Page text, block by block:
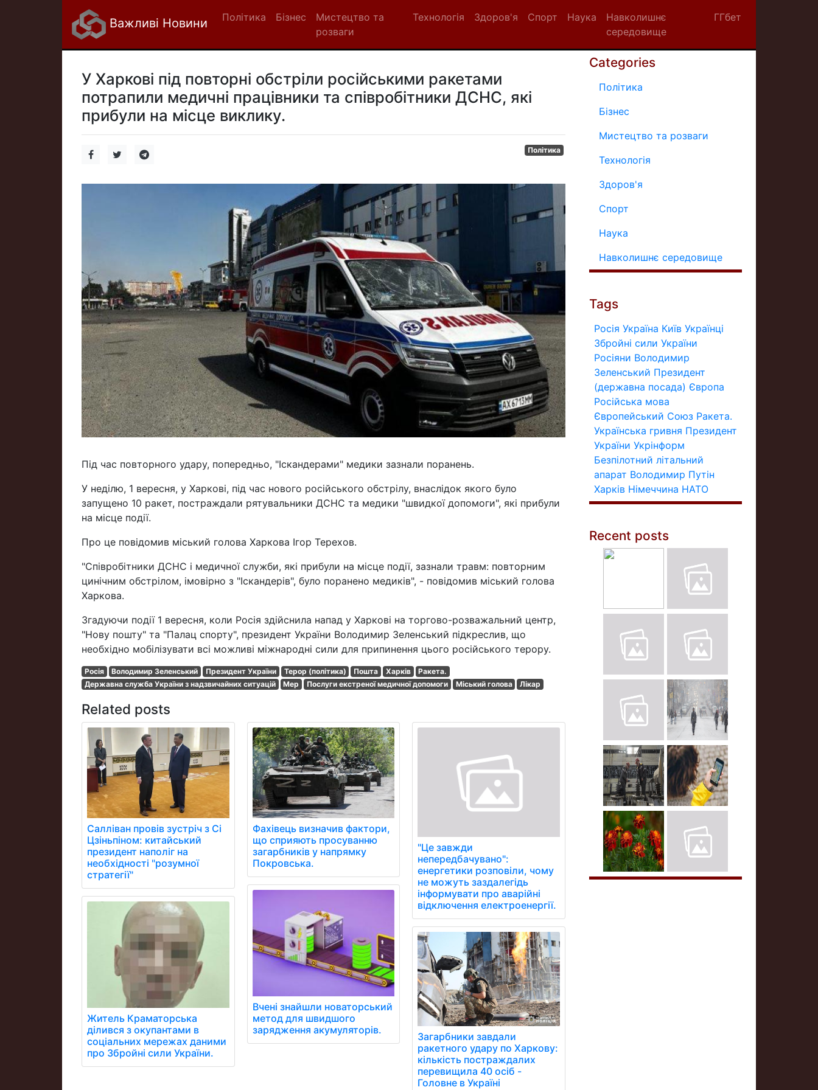
Важливі Новини Політика Бізнес
Мистецтво та
розваги
Технологія Здоров'я Спорт Наука
Навколишнє
середовище
ГГбет
У Харкові під повторні обстріли російськими ракетами
потрапили медичні працівники та співробітники ДСНС, які
прибули на місце виклику.
Політика
Під час повторного удару, попередньо, "Іскандерами" медики зазнали поранень.
У неділю, 1 вересня, у Харкові, під час нового російського обстрілу, внаслідок якого було
запущено 10 ракет, постраждали рятувальники ДСНС та медики "швидкої допомоги", які прибули
на місце події.
Про це повідомив міський голова Харкова Ігор Терехов.
"Співробітники ДСНС і медичної служби, які прибули на місце події, зазнали травм: повторним
цинічним обстрілом, імовірно з "Іскандерів", було поранено медиків", - повідомив міський голова
Харкова.
Згадуючи події 1 вересня, коли Росія здійснила напад у Харкові на торгово-розважальний центр,
"Нову пошту" та "Палац спорту", президент України Володимир Зеленський підкреслив, що
необхідно мобілізувати всі можливі міжнародні сили для припинення цього російського терору.
Росія Володимир Зеленський Президент України Терор (політика) Пошта Харків
Ракета.
Державна служба України з надзвичайних ситуацій
Мер Послуги екстреної медичної допомоги Міський голова Лікар
Related posts
Салліван провів зустріч з Сі
Цзіньпіном: китайський
президент наполіг на
необхідності "розумної
стратегії"
Житель Краматорська
ділився з окупантами в
соціальних мережах даними
про Збройні сили України.
Фахівець визначив фактори,
що сприяють просуванню
загарбників у напрямку
Покровська.
Вчені знайшли новаторський
метод для швидшого
зарядження акумуляторів.
"Це завжди
непередбачувано":
енергетики розповіли, чому
не можуть заздалегідь
інформувати про аварійні
відключення електроенергії.
Загарбники завдали
ракетного удару по Харкову:
кількість постраждалих
перевищила 40 осіб -
Головне в Україні
Categories
Політика
Бізнес
Мистецтво та розваги
Технологія
Здоров'я
Спорт
Наука
Навколишнє середовище
Tags
Росія Україна Київ Українці
Збройні сили України
Росіяни Володимир
Зеленський Президент
(державна посада) Європа
Російська мова
Європейський Союз Ракета.
Українська гривня Президент
України Укрінформ
Безпілотний літальний
апарат Володимир Путін
Харків Німеччина НАТО
Recent posts